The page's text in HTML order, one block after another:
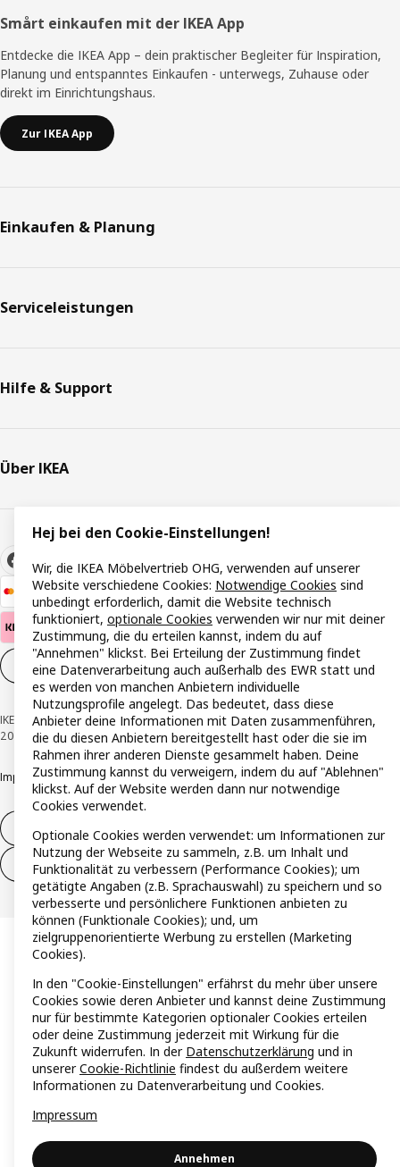
Smårt einkaufen mit der IKEA App
Entdecke die IKEA App – dein praktischer Begleiter für Inspiration,
Planung und entspanntes Einkaufen - unterwegs, Zuhause oder
direkt im Einrichtungshaus.
Zur IKEA App
Einkaufen & Planung
Serviceleistungen
Hilfe & Support
Über IKEA
Cookie-Einstellungen DE
IKEA Österreich - Südring, 2334 Vösendorf © Inter IKEA Systems B.V. 1999-
2026
ImpressumDatenschutzerklärungCookie RichtlinieResponsible Disclosure
Widerruf / Rückgabe
Widerrufsrecht ausüben (Services)
Hej bei den Cookie-Einstellungen!
Wir, die IKEA Möbelvertrieb OHG, verwenden auf unserer
Website verschiedene Cookies: Notwendige Cookies sind
unbedingt erforderlich, damit die Website technisch
funktioniert, optionale Cookies verwenden wir nur mit deiner
Zustimmung, die du erteilen kannst, indem du auf
"Annehmen" klickst. Bei Erteilung der Zustimmung findet
eine Datenverarbeitung auch außerhalb des EWR statt und
es werden von manchen Anbietern individuelle
Nutzungsprofile angelegt. Das bedeutet, dass diese
Anbieter deine Informationen mit Daten zusammenführen,
die du diesen Anbietern bereitgestellt hast oder die sie im
Rahmen ihrer anderen Dienste gesammelt haben. Deine
Zustimmung kannst du verweigern, indem du auf "Ablehnen"
klickst. Auf der Website werden dann nur notwendige
Cookies verwendet.
Optionale Cookies werden verwendet: um Informationen zur
Nutzung der Webseite zu sammeln, z.B. um Inhalt und
Funktionalität zu verbessern (Performance Cookies); um
getätigte Angaben (z.B. Sprachauswahl) zu speichern und so
verbesserte und persönlichere Funktionen anbieten zu
können (Funktionale Cookies); und, um
zielgruppenorientierte Werbung zu erstellen (Marketing
Cookies).
In den "Cookie-Einstellungen" erfährst du mehr über unsere
Cookies sowie deren Anbieter und kannst deine Zustimmung
nur für bestimmte Kategorien optionaler Cookies erteilen
oder deine Zustimmung jederzeit mit Wirkung für die
Zukunft widerrufen. In der Datenschutzerklärung und in
unsererCookie-Richtlinie findest du außerdem weitere
Informationen zu Datenverarbeitung und Cookies.
Impressum
Annehmen